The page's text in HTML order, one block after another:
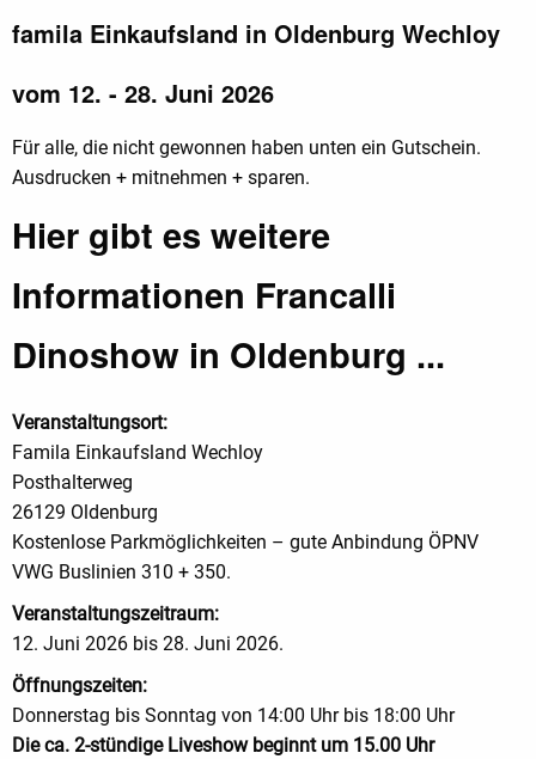
famila Einkaufsland in Oldenburg Wechloy
vom 12. - 28. Juni 2026
Für alle, die nicht gewonnen haben unten ein Gutschein.
Ausdrucken + mitnehmen + sparen.
Hier gibt es weitere
Informationen Francalli
Dinoshow in Oldenburg ...
Veranstaltungsort:
Famila Einkaufsland Wechloy
Posthalterweg
26129 Oldenburg
Kostenlose Parkmöglichkeiten – gute Anbindung ÖPNV
VWG Buslinien 310 + 350.
Veranstaltungszeitraum:
12. Juni 2026 bis 28. Juni 2026.
Öffnungszeiten:
Donnerstag bis Sonntag von 14:00 Uhr bis 18:00 Uhr
Die ca. 2-stündige Liveshow beginnt um 15.00 Uhr